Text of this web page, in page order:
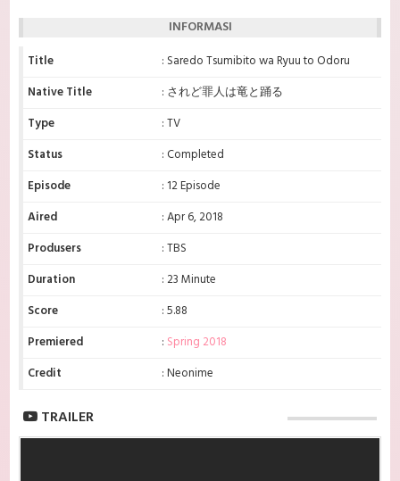
INFORMASI
Title
: Saredo Tsumibito wa Ryuu to Odoru
Native Title
: されど罪人は竜と踊る
Type
: TV
Status
: Completed
Episode
: 12 Episode
Aired
: Apr 6, 2018
Produsers
: TBS
Duration
: 23 Minute
Score
: 5.88
Premiered
: Spring 2018
Credit
: Neonime
TRAILER